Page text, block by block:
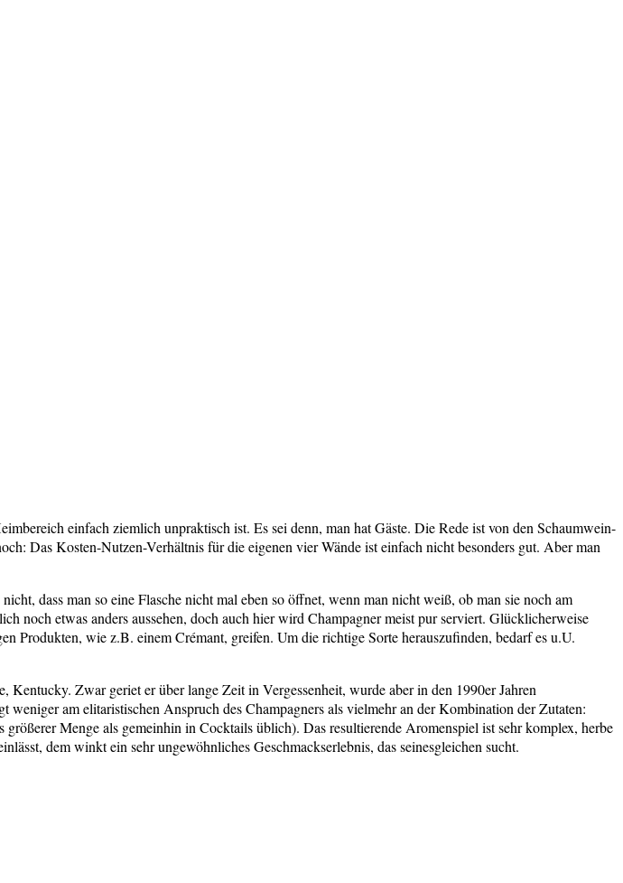
einfach ziemlich unpraktisch ist. Es sei denn, man hat Gäste. Die Rede ist von den Schaumwein-
Das Kosten-Nutzen-Verhältnis für die eigenen vier Wände ist einfach nicht besonders gut. Aber man
dass man so eine Flasche nicht mal eben so öffnet, wenn man nicht weiß, ob man sie noch am
noch etwas anders aussehen, doch auch hier wird Champagner meist pur serviert. Glücklicherweise
Produkten, wie z.B. einem Crémant, greifen. Um die richtige Sorte herauszufinden, bedarf es u.U.
Zwar geriet er über lange Zeit in Vergessenheit, wurde aber in den 1990er Jahren
am elitaristischen Anspruch des Champagners als vielmehr an der Kombination der Zutaten:
Menge als gemeinhin in Cocktails üblich). Das resultierende Aromenspiel ist sehr komplex, herbe
dem winkt ein sehr ungewöhnliches Geschmackserlebnis, das seinesgleichen sucht.